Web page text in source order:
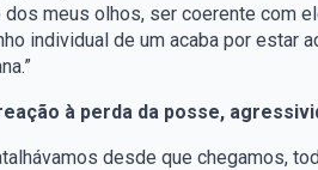
meus olhos, ser coerente com
individual de um acaba por estar
à perda da posse,
desde que chegamos,